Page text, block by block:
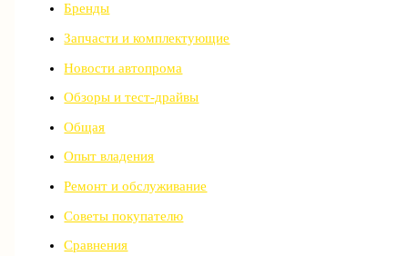
Бренды
Запчасти и комплектующие
Новости автопрома
Обзоры и тест-драйвы
Общая
Опыт владения
Ремонт и обслуживание
Советы покупателю
Сравнения